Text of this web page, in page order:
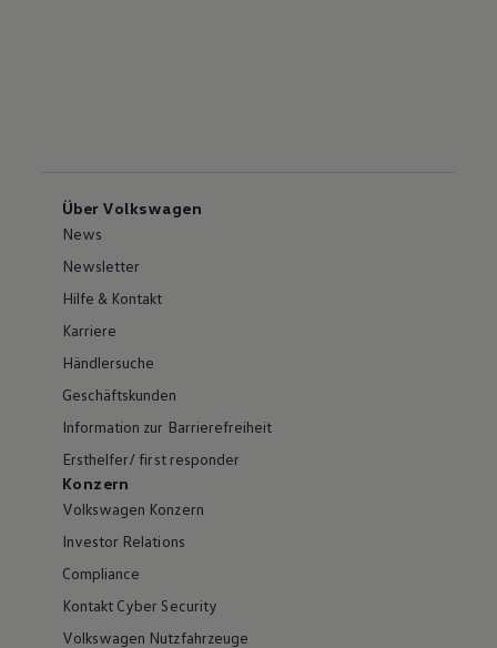
Über Volkswagen
News
Newsletter
Hilfe & Kontakt
Karriere
Händlersuche
Geschäftskunden
Information zur Barrierefreiheit
Ersthelfer/ first responder
Konzern
Volkswagen Konzern
Investor Relations
Compliance
Kontakt Cyber Security
Volkswagen Nutzfahrzeuge